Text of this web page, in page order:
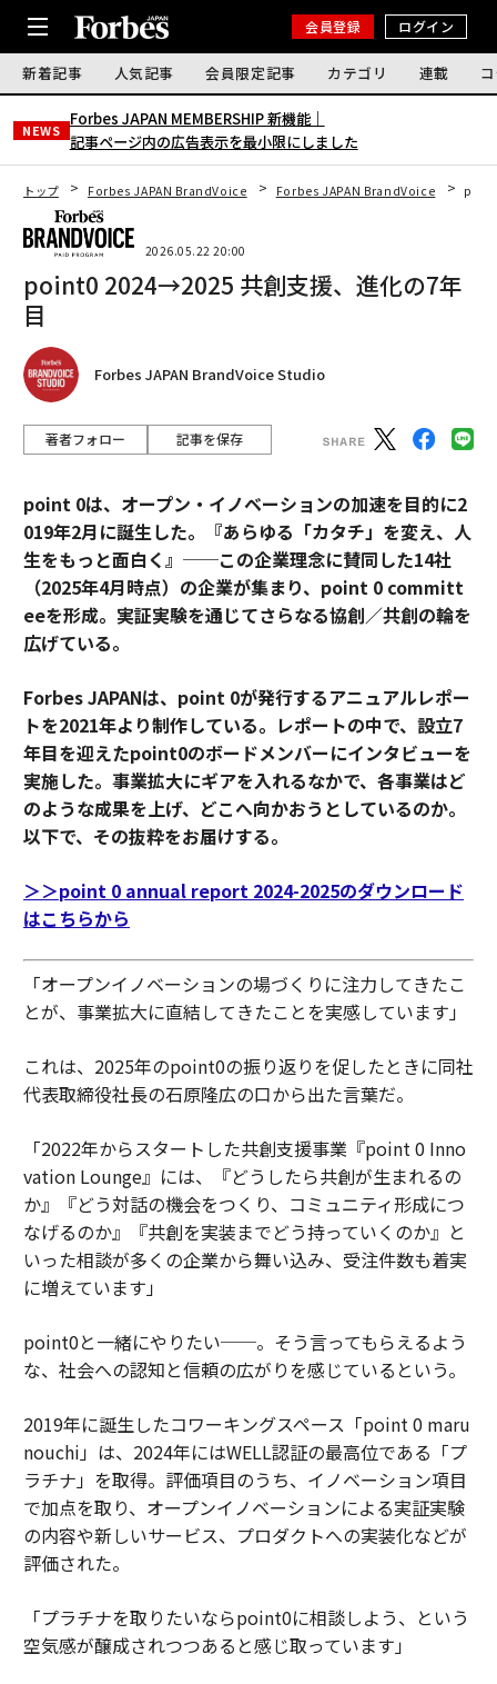
会員登録 ログイン
新着記事 人気記事 会員限定記事 カテゴリ 連載
NEWS
Forbes JAPAN MEMBERSHIP 新機能｜
記事ページ内の広告表示を最小限にしました
トップ Forbes JAPAN BrandVoice Forbes JAPAN BrandVoice
2026.05.22 20:00
point0 2024→2025 共創支援、進化の7年
目
Forbes JAPAN BrandVoice Studio
著者フォロー 記事を保存
point 0は、オープン・イノベーションの加速を目的に2
019年2月に誕生した。『あらゆる「カタチ」を変え、人
生をもっと面白く』──この企業理念に賛同した14社
（2025年4月時点）の企業が集まり、point 0 committ
eeを形成。実証実験を通じてさらなる協創／共創の輪を
広げている。
Forbes JAPANは、point 0が発行するアニュアルレポー
トを2021年より制作している。レポートの中で、設立7
年目を迎えたpoint0のボードメンバーにインタビューを
実施した。事業拡大にギアを入れるなかで、各事業はど
のような成果を上げ、どこへ向かおうとしているのか。
以下で、その抜粋をお届けする。
＞＞point 0 annual report 2024-2025のダウンロード
はこちらから
「オープンイノベーションの場づくりに注力してきたこ
とが、事業拡大に直結してきたことを実感しています」
これは、2025年のpoint0の振り返りを促したときに同社
代表取締役社長の石原隆広の口から出た言葉だ。
「2022年からスタートした共創支援事業『point 0 Inno
vation Lounge』には、『どうしたら共創が生まれるの
か』『どう対話の機会をつくり、コミュニティ形成につ
なげるのか』『共創を実装までどう持っていくのか』と
いった相談が多くの企業から舞い込み、受注件数も着実
に増えています」
point0と一緒にやりたい──。そう言ってもらえるよう
な、社会への認知と信頼の広がりを感じているという。
2019年に誕生したコワーキングスペース「point 0 maru
nouchi」は、2024年にはWELL認証の最高位である「プ
ラチナ」を取得。評価項目のうち、イノベーション項目
で加点を取り、オープンイノベーションによる実証実験
の内容や新しいサービス、プロダクトへの実装化などが
評価された。
「プラチナを取りたいならpoint0に相談しよう、という
空気感が醸成されつつあると感じ取っています」